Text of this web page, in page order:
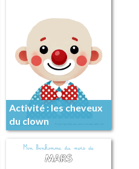
Activité : les cheveux
du clown